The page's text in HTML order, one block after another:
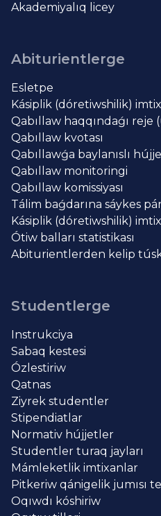
Akademiyalıq licey
Abiturientlerge
Esletpe
Kásiplik (dóretiwshilik)
Qabıllaw haqqındaǵı reje
Qabıllaw kvotası
Qabıllawǵa baylanıslı
Qabıllaw monitoringi
Qabıllaw komissiyası
Tálim baǵdarına sáykes
Kásiplik (dóretiwshilik)
Ótiw balları statistikası
Abiturientlerden kelip
Studentlerge
Instrukciya
Sabaq kestesi
Ózlestiriw
Qatnas
Ziyrek studentler
Stipendiatlar
Normativ hújjetler
Studentler turaq jayları
Mámleketlik imtixanlar
Pitkeriw qánigelik jumısı
Oqıwdı kóshiriw